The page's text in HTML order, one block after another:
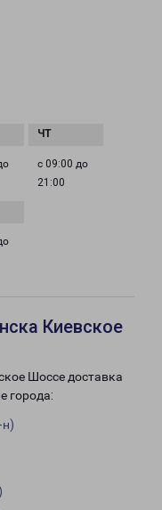
с 09:00 до
21:00
Киевское
Шоссе доставка
города: